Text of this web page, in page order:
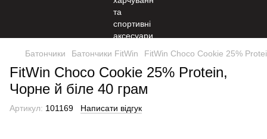
Батончики Батончики FitWin FitWin Choco Cookie 25%
FitWin Choco Cookie 25% Protein,
Чорне й біле 40 грам
Артикул: 101169 Написати відгук